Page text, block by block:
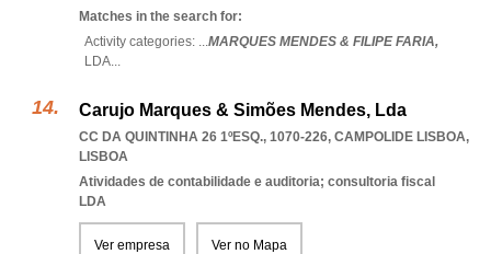
Matches in the search for:
Activity categories: ...MARQUES MENDES & FILIPE FARIA,
LDA...
Carujo Marques & Simões Mendes, Lda
CC DA QUINTINHA 26 1ºESQ., 1070-226, CAMPOLIDE LISBOA,
LISBOA
Atividades de contabilidade e auditoria; consultoria fiscal
LDA
Ver empresa Ver no Mapa